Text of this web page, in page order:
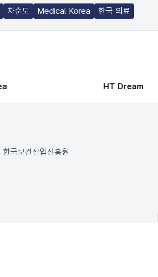
차순도 Medical Korea 한국 의료
HT Dream
국보건산업진흥원